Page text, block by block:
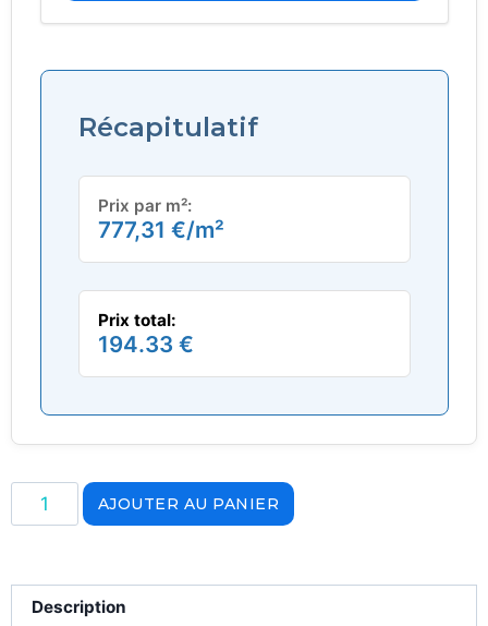
Récapitulatif
Prix par m²:
777,31 €/m²
Prix total:
194.33 €
AJOUTER AU PANIER
Description